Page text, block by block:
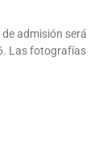
admisión será
Las fotografías